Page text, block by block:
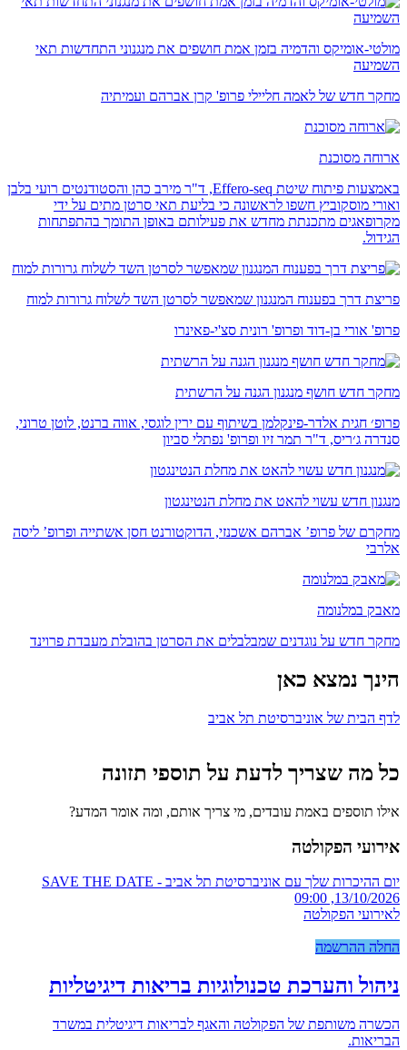
מולטי-אומיקס והדמיה בזמן אמת חושפים את מנגנוני התחדשות תאי
השמיעה
מחקר חדש של לאמה חליילי פרופ' קרן אברהם ועמיתיה
ארוחה מסוכנת
באמצעות פיתוח שיטת Effero-seq, ד"ר מירב כהן והסטודנטים רועי בלבן
ואורי מוסקוביץ חשפו לראשונה כי בליעת תאי סרטן מתים על ידי
מקרופאגים מתכנתת מחדש את פעילותם באופן התומך בהתפתחות
הגידול.
פריצת דרך בפענוח המנגנון שמאפשר לסרטן השד לשלוח גרורות למוח
פרופ' אורי בן-דוד ופרופ' רונית סצ'י-פאינרו
מחקר חדש חושף מנגנון הגנה על הרשתית
פרופ׳ חגית אלדר-פינקלמן בשיתוף עם ירין לוגסי, אווה ברנט, לוטן טרוני,
סנדרה ג׳ריס, ד"ר תמר זיו ופרופ' נפתלי סביון
מנגנון חדש עשוי להאט את מחלת הנטינגטון
מחקרם של פרופ’ אברהם אשכנזי, הדוקטורנט חסן אשתייה ופרופ’ ליסה
אלרבי
מאבק במלנומה
מחקר חדש על נוגדנים שמבלבלים את הסרטן בהובלת מעבדת פרוינד
הינך נמצא כאן
לדף הבית של אוניברסיטת תל אביב
כל מה שצריך לדעת על תוספי תזונה
אילו תוספים באמת עובדים, מי צריך אותם, ומה אומר המדע?
אירועי הפקולטה
יום ההיכרות שלך עם אוניברסיטת תל אביב - SAVE THE DATE
13/10/2026, 09:00
לאירועי הפקולטה
החלה ההרשמה
ניהול והערכת טכנולוגיות בריאות דיגיטליות
הכשרה משותפת של הפקולטה והאגף לבריאות דיגיטלית במשרד
הבריאות.